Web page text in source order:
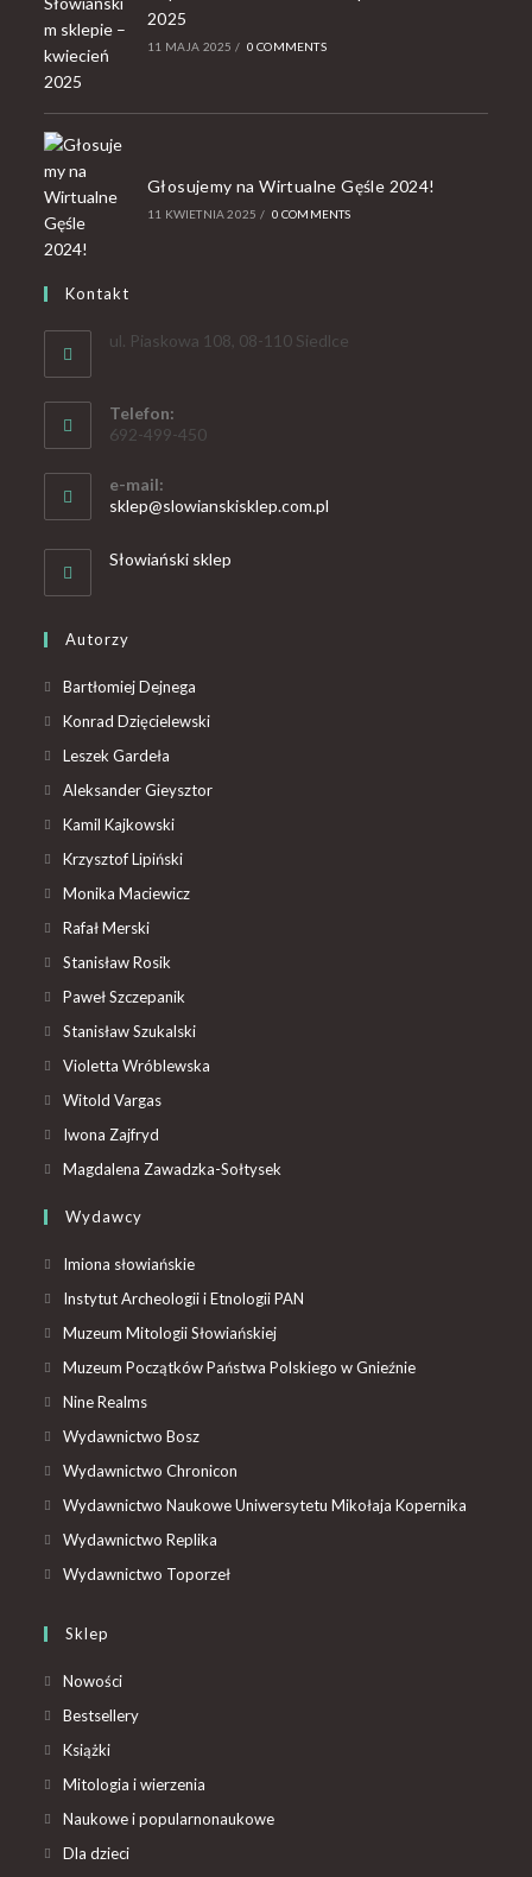
2025
11 MAJA 2025 / 0 COMMENTS
Głosujemy na Wirtualne Gęśle 2024!
11 KWIETNIA 2025 / 0 COMMENTS
Kontakt
ul. Piaskowa 108, 08-110 Siedlce
Telefon:
692-499-450
e-mail:
sklep@slowianskisklep.com.pl
Słowiański sklep
Autorzy
Bartłomiej Dejnega
Konrad Dzięcielewski
Leszek Gardeła
Aleksander Gieysztor
Kamil Kajkowski
Krzysztof Lipiński
Monika Maciewicz
Rafał Merski
Stanisław Rosik
Paweł Szczepanik
Stanisław Szukalski
Violetta Wróblewska
Witold Vargas
Iwona Zajfryd
Magdalena Zawadzka-Sołtysek
Wydawcy
Imiona słowiańskie
Instytut Archeologii i Etnologii PAN
Muzeum Mitologii Słowiańskiej
Muzeum Początków Państwa Polskiego w Gnieźnie
Nine Realms
Wydawnictwo Bosz
Wydawnictwo Chronicon
Wydawnictwo Naukowe Uniwersytetu Mikołaja Kopernika
Wydawnictwo Replika
Wydawnictwo Toporzeł
Sklep
Nowości
Bestsellery
Książki
Mitologia i wierzenia
Naukowe i popularnonaukowe
Dla dzieci